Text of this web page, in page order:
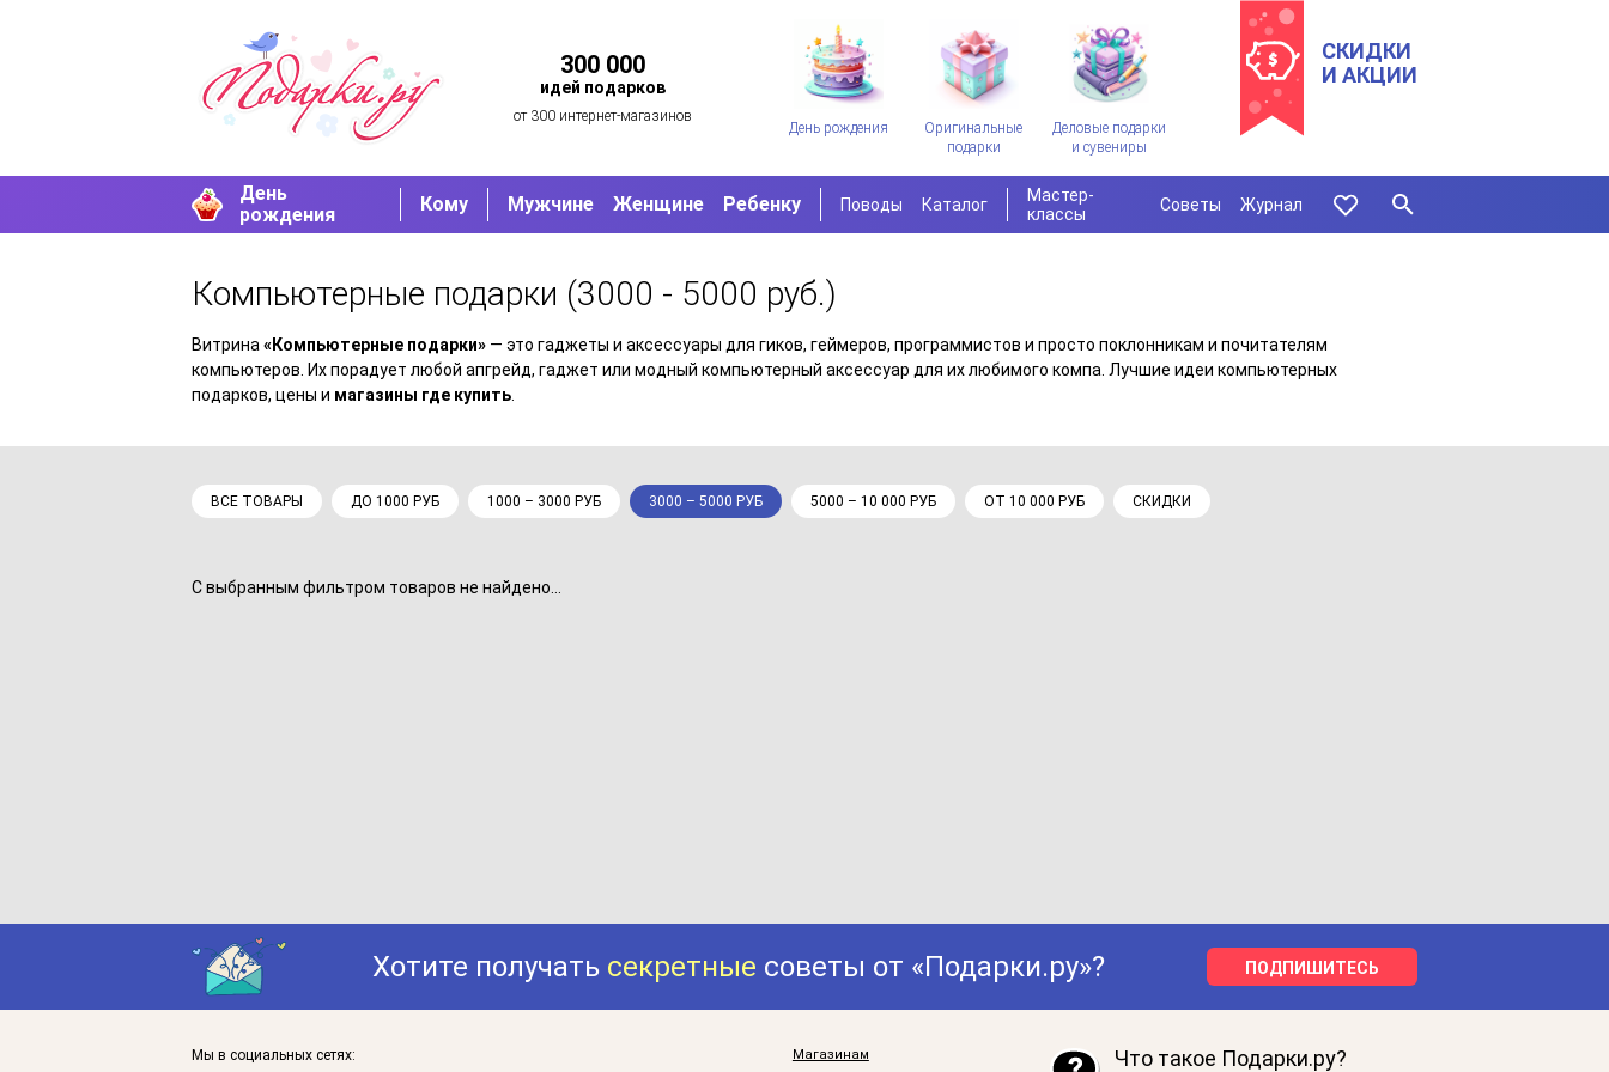
300 000
идей подарков
от 300 интернет-магазинов
День рождения
Оригинальные
подарки
Деловые подарки
и сувениры
СКИДКИ
И АКЦИИ
День
рождения
Кому Мужчине Женщине Ребенку Поводы Каталог
Мастер-
классы
Советы Журнал
Компьютерные подарки (3000 - 5000 руб.)
Витрина«Компьютерные подарки» — это гаджеты и аксессуары для гиков, геймеров, программистов и просто поклонникам и почитателям
компьютеров. Их порадует любой апгрейд, гаджет или модный компьютерный аксессуар для их любимого компа. Лучшие идеи компьютерных
подарков, цены и магазины где купить.
ВСЕ ТОВАРЫ ДО 1000 РУБ 1000 – 3000 РУБ 3000 – 5000 РУБ 5000 – 10 000 РУБ ОТ 10 000 РУБ СКИДКИ
С выбранным фильтром товаров не найдено...
Хотите получать секретные советы от «Подарки.ру»? ПОДПИШИТЕСЬ
Мы в социальных сетях: Магазинам Что такое Подарки.ру?